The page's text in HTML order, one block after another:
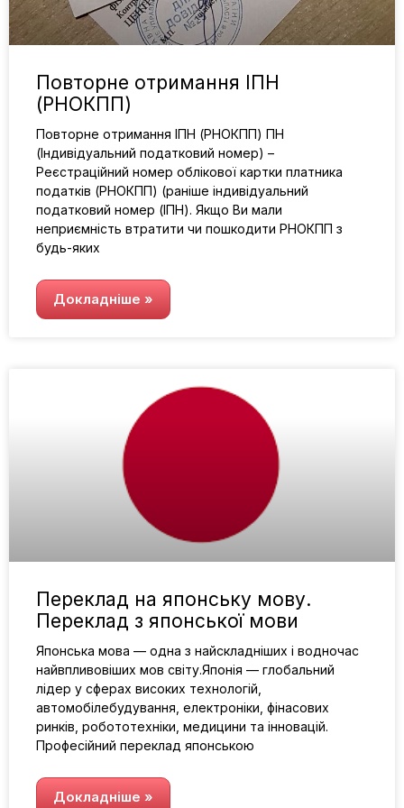
Повторне отримання ІПН
(РНОКПП)
Повторне отримання ІПН (РНОКПП) ПН
(Індивідуальний податковий номер) –
Реєстраційний номер облікової картки платника
податків (РНОКПП) (раніше індивідуальний
податковий номер (ІПН). Якщо Ви мали
неприємність втратити чи пошкодити РНОКПП з
будь-яких
Докладніше »
Переклад на японську мову.
Переклад з японської мови
Японська мова — одна з найскладніших і водночас
найвпливовіших мов світу.Японія — глобальний
лідер у сферах високих технологій,
автомобілебудування, електроніки, фінасових
ринків, робототехніки, медицини та інновацій.
Професійний переклад японською
Докладніше »